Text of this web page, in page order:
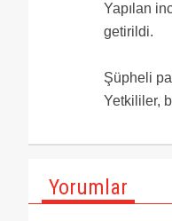
Yapılan
getirildi.
Şüpheli
Yetkililer,
Yorumlar